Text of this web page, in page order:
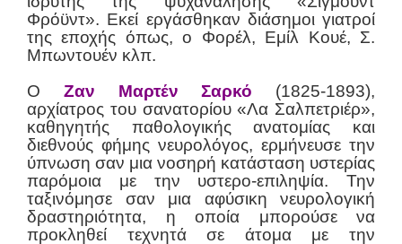
Φρόϋντ». Εκεί εργάσθηκαν διάσημοι γιατροί
της εποχής όπως, ο Φορέλ, Εμίλ Κουέ, Σ.
Μπωντουέν κλπ.
Ο Ζαν Μαρτέν Σαρκό (1825-1893),
αρχίατρος του σανατορίου «Λα Σαλπετριέρ»,
καθηγητής παθολογικής ανατομίας και
διεθνούς φήμης νευρολόγος, ερμήνευσε την
ύπνωση σαν μια νοσηρή κατάσταση υστερίας
παρόμοια με την υστερο-επιληψία. Την
ταξινόμησε σαν μια αφύσικη νευρολογική
δραστηριότητα, η οποία μπορούσε να
προκληθεί τεχνητά σε άτομα με την